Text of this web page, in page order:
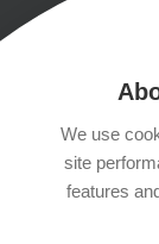
Copyrights
We use
site
features